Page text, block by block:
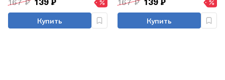
167 ₽ 139 ₽
Купить
167 ₽ 139 ₽
Купить